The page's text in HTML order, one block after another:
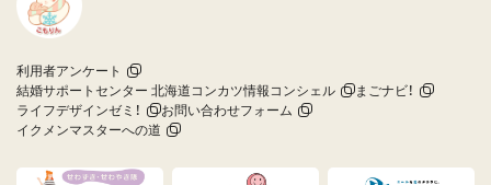
利用者アンケート
結婚サポートセンター 北海道コンカツ情報コンシェル
まごナビ！
ライフデザインゼミ！
お問い合わせフォーム
イクメンマスターへの道